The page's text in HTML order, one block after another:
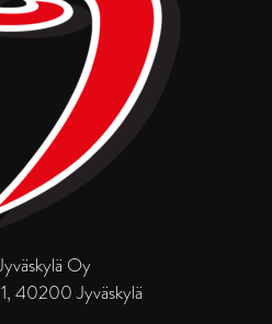
Oy
40200 Jyväskylä